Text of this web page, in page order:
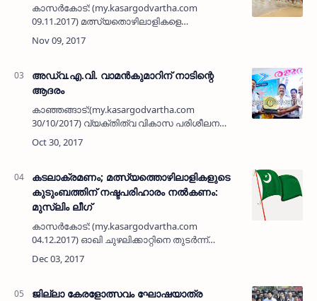
കാസര്‍കോട്: (my.kasargodvartha.com
09.11.2017) മത്സ്യതൊഴിലാളികളെ
വഞ്ചിച്ചവരുടെ വീട്ടുപടിക്കല്‍ കുത്തിയിരിപ്പു
സമരം നടത്താന്‍ മത്സ്യതൊഴിലാളി
അട…
അഡ്വ.എ.വി. വാമന്‍കുമാറിന് നാടിന്റെ
ആദരം
കാഞ്ഞങ്ങാട്:(my.kasargodvartha.com
30/10/2017) വ്യക്തിത്വ വികാസ പരിശീലന
രംഗത്ത് 25 വര്‍ഷം പൂര്‍ത്തിയാക്കിയ സാമൂഹ്യ-
രാഷ്ട്രീയ-സാംസ്‌കാരിക-നിയമരംഗത്തെ
കടലാക്രമണം; മത്സ്യത്തൊഴിലാളികളുടെ
കുടുംബത്തിന് നഷ്ടപരിഹാരം നല്‍കണം:
മുസ്ലിം ലീഗ്
കാസര്‍കോട്: (my.kasargodvartha.com
04.12.2017) ഓഖി ചുഴലിക്കാറ്റിനെ തുടര്‍ന്ന്
കാസര്‍കോട് ജില്ലയുടെ തീരപ്രദേശങ്ങളില്‍
താമസിക്കുന്ന തൊഴിലാളി കുടുംബങ്ങള്‍ക്ക് വീടും,
ജില്ലാ കേരളോത്സവം ഘോഷയാത്ര